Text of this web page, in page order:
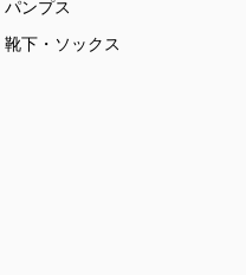
パンプス
靴下・ソックス